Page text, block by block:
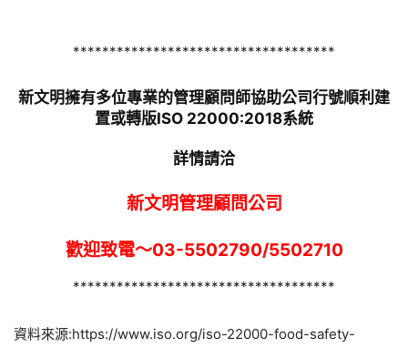
************************************
新文明擁有多位專業的管理顧問師協助公司行號順利建
置或轉版ISO 22000:2018系統
詳情請洽
新文明管理顧問公司
歡迎致電～03-5502790/5502710
************************************
資料來源:https://www.iso.org/iso-22000-food-safety-